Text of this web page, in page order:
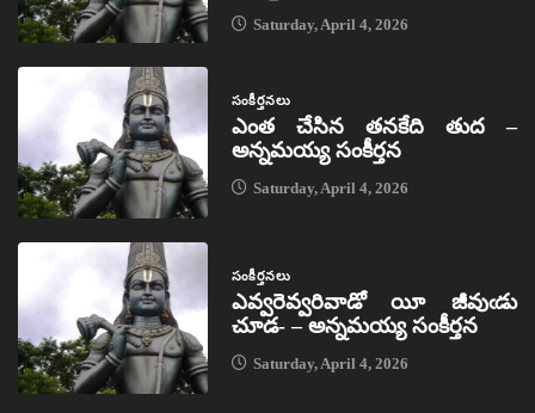
Saturday, April 4, 2026
సంకీర్తనలు
ఎంత చేసిన తనకేది తుద –
అన్నమయ్య సంకీర్తన
Saturday, April 4, 2026
సంకీర్తనలు
ఎవ్వరెవ్వరివాడో యీ జీవుఁడు
చూడ- – అన్నమయ్య సంకీర్తన
Saturday, April 4, 2026